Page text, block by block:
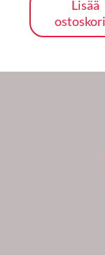
Lisää